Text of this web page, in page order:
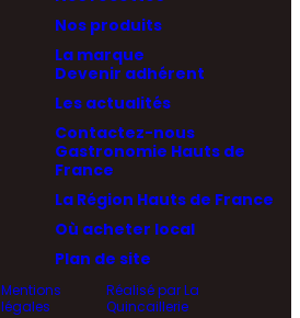
Nos produits
La marque
Devenir adhérent
Les actualités
Contactez-nous
Gastronomie Hauts de
France
La Région Hauts de France
Où acheter local
Plan de site
Mentions
légales
Réalisé par La
Quincaillerie